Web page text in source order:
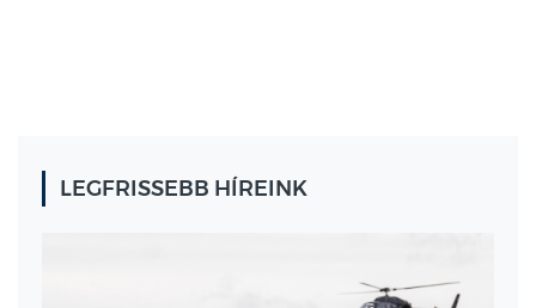
LEGFRISSEBB HÍREINK